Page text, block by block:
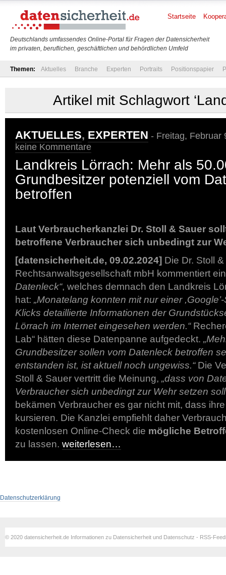
Deutschlands umfassendes Online-Portal für Fragen der Datensicherheit
im privaten, beruflichen, geschäftlichen und behördlichen Umfeld
Startseite
Themen: Aktuelles Branche Experten Portraits Positionspapier
Artikel mit Schlagwort
AKTUELLES, EXPERTEN - Freitag, Februar
keine Kommentare
Landkreis Lörrach: Mehr als
Grundbesitzer potenziell vom
betroffen
Laut Verbraucherkanzlei Dr. Stoll & Sauer
betroffene Verbraucher sich unbedingt zur
[datensicherheit.de, 09.02.2024] Die Dr. Stoll
Rechtsanwaltsgesellschaft mbH kommentiert
Datenleck“, welches demnach den Landkreis
hat: „Monatelang konnten mit nur einer
Klicks detaillierte Informationen der
Lörrach im Internet eingesehen werden.“
Lab“ hätten diese Datenpanne aufgedeckt.
Grundbesitzer sollen vom Datenleck betroffen
entstanden ist, ist aktuell noch ungewiss.“Die
Stoll & Sauer vertritt die Meinung, „dass von
Verbraucher sich unbedingt zur Wehr setzen
bekämen Verbraucher es gar nicht mit, dass
kursieren. Die Kanzlei empfiehlt daher
kostenlosen Online-Check die mögliche
zu lassen. weiterlesen…
Datenschutzerklärung
© 2020 datensicherheit.de Informationen zu Datensicherheit und Datenschutz - RSS-